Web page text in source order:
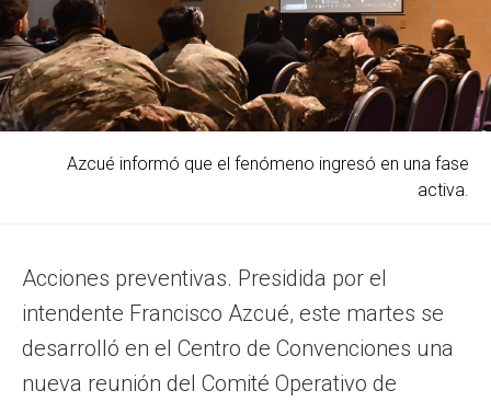
Azcué informó que el fenómeno ingresó en una fase
activa.
Acciones preventivas. Presidida por el
intendente Francisco Azcué, este martes se
desarrolló en el Centro de Convenciones una
nueva reunión del Comité Operativo de